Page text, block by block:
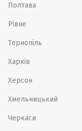
Полтава
Рівне
Тернопіль
Харків
Херсон
Хмельницький
Черкаси